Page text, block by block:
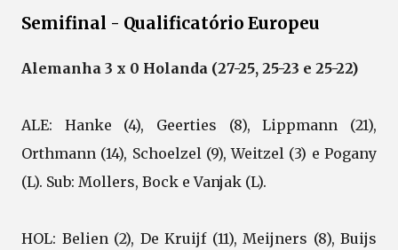
Semifinal - Qualificatório Europeu
Alemanha 3 x 0 Holanda (27-25, 25-23 e 25-22)
ALE: Hanke (4), Geerties (8), Lippmann (21),
Orthmann (14), Schoelzel (9), Weitzel (3) e Pogany
(L). Sub: Mollers, Bock e Vanjak (L).
HOL: Belien (2), De Kruijf (11), Meijners (8), Buijs